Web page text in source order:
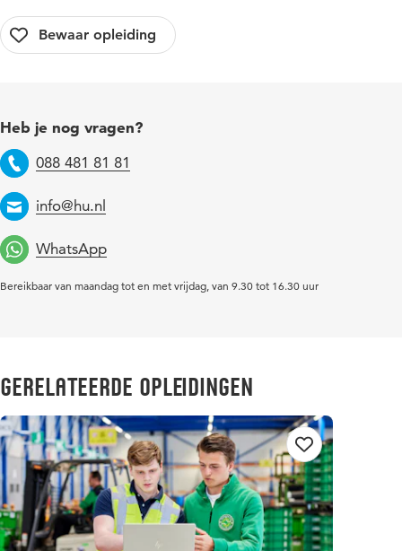
Heb je nog vragen?
Telefoon
088 481 81 81
Email
info@hu.nl
WhatsApp
Bereikbaar van maandag tot en met vrijdag, van 9.30 tot 16.30 uur
Gerelateerde opleidingen